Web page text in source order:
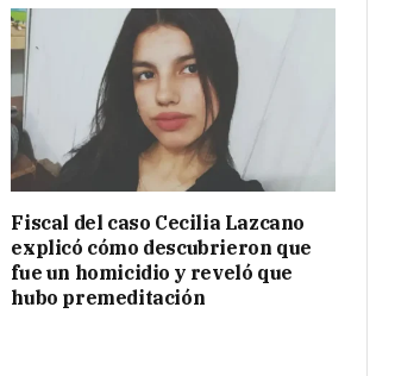
Fiscal del caso Cecilia Lazcano
explicó cómo descubrieron que
fue un homicidio y reveló que
hubo premeditación